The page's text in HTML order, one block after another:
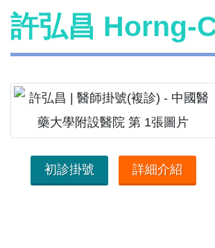
許弘昌 Horng-
初診掛號 詳細介紹